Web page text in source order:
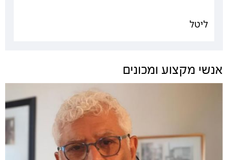
ליטל
אנשי מקצוע ומכונים